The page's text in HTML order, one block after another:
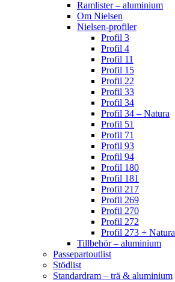
Ramlister – aluminium
Om Nielsen
Nielsen-profiler
Profil 3
Profil 4
Profil 11
Profil 15
Profil 22
Profil 33
Profil 34
Profil 34 – Natura
Profil 51
Profil 71
Profil 93
Profil 94
Profil 180
Profil 181
Profil 217
Profil 269
Profil 270
Profil 272
Profil 273 + Natura
Tillbehör – aluminium
Passepartoutlist
Stödlist
Standardram – trä & aluminium